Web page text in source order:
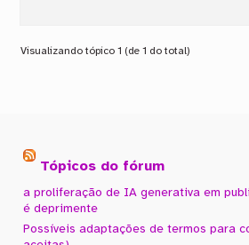
Visualizando tópico 1 (de 1 do total)
Tópicos do fórum
a proliferação de IA generativa em
é deprimente
Possíveis adaptações de termos para